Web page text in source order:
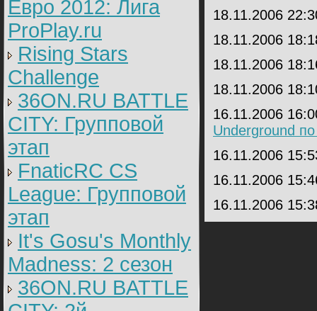
Евро 2012: Лига
ProPlay.ru
Rising Stars
Challenge
36ON.RU BATTLE
CITY: Групповой
этап
FnaticRC CS
League: Групповой
этап
It's Gosu's Monthly
Madness: 2 сезон
36ON.RU BATTLE
18.11.2006
18.11.2006
18.11.2006
18.11.2006
16.11.2006
Underground
16.11.2006
16.11.2006
16.11.2006